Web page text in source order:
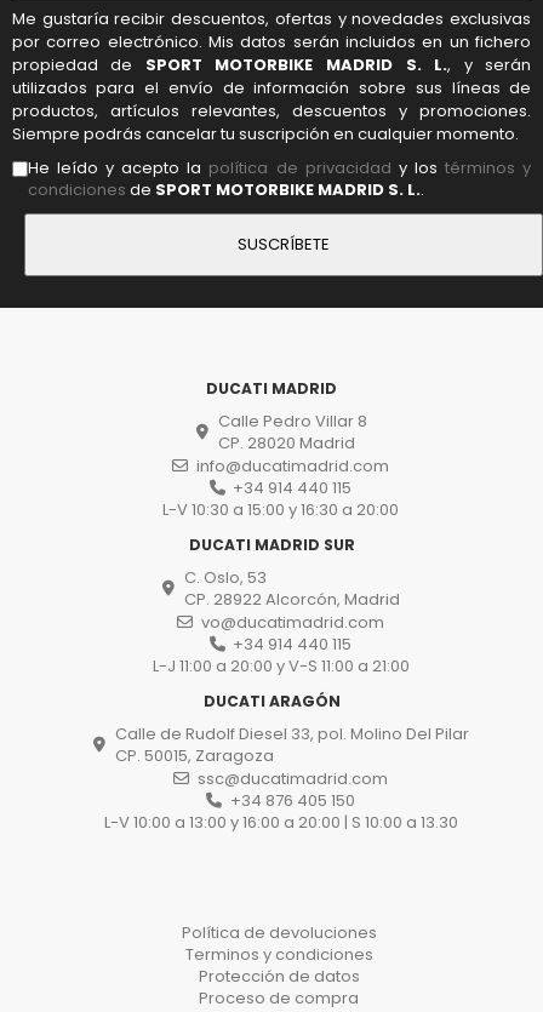
Me gustaría recibir descuentos, ofertas y novedades exclusivas
por correo electrónico. Mis datos serán incluidos en un fichero
propiedad de SPORT MOTORBIKE MADRID S. L., y serán
utilizados para el envío de información sobre sus líneas de
productos, artículos relevantes, descuentos y promociones.
Siempre podrás cancelar tu suscripción en cualquier momento.
He leído y acepto la política de privacidad y lostérminos y
condiciones de SPORT MOTORBIKE MADRID S. L..
DUCATI MADRID
Calle Pedro Villar 8
CP. 28020 Madrid
info@ducatimadrid.com
+34 914 440 115
L-V 10:30 a 15:00 y 16:30 a 20:00
DUCATI MADRID SUR
C. Oslo, 53
CP. 28922 Alcorcón, Madrid
vo@ducatimadrid.com
+34 914 440 115
L-J 11:00 a 20:00 y V-S 11:00 a 21:00
DUCATI ARAGÓN
Calle de Rudolf Diesel 33, pol. Molino Del Pilar
CP. 50015, Zaragoza
ssc@ducatimadrid.com
+34 876 405 150
L-V 10:00 a 13:00 y 16:00 a 20:00 | S 10:00 a 13.30
Política de devoluciones
Terminos y condiciones
Protección de datos
Proceso de compra